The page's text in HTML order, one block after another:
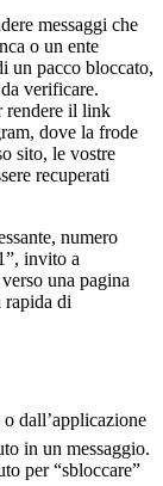
messaggi che
o un ente
un pacco bloccato,
verificare.
rendere il link
dove la frode
sito, le vostre
recuperati
numero
invito a
una pagina
rapida di
dall’applicazione
in un messaggio.
per “sbloccare”